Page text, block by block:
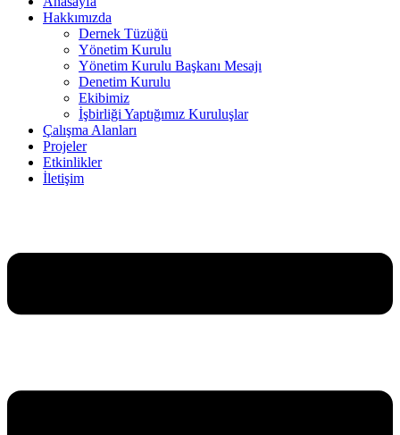
Hakkımızda
Dernek Tüzüğü
Yönetim Kurulu
Yönetim Kurulu Başkanı Mesajı
Denetim Kurulu
Ekibimiz
İşbirliği Yaptığımız Kuruluşlar
Çalışma Alanları
Projeler
Etkinlikler
İletişim